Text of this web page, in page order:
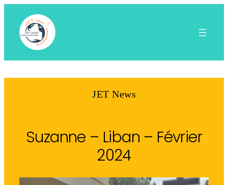
contenu
JET News
Suzanne – Liban – Février
2024